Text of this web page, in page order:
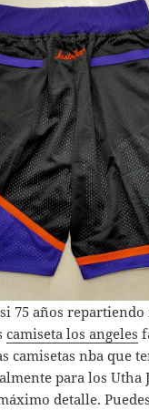
75 años repartiendo
camiseta los angeles
camisetas nba que
para los Utha
detalle.